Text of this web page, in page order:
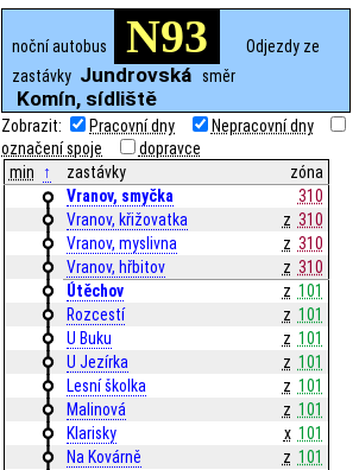
noční autobus N93
Odjezdy ze
zastávky Jundrovská směr
Komín, sídliště
Zobrazit: Pracovní dny
Nepracovní dny
označení spoje
dopravce
min
↑ zastávky
zóna
Vranov, smyčka
310
Vranov, křižovatka
z 310
Vranov, myslivna
z 310
Vranov, hřbitov
z 310
Útěchov
z 101
Rozcestí
z 101
U Buku
z 101
U Jezírka
z 101
Lesní školka
z 101
Malinová
z 101
Klarisky
x 101
Na Kovárně
z 101